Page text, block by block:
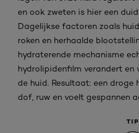
en ook zweten is hier een
Dagelijkse factoren zoals
roken en herhaalde
hydraterende mechanisme
hydrolipidenfilm verandert
de huid. Resultaat: een droge
dof, ruw en voelt gespannen
TIP